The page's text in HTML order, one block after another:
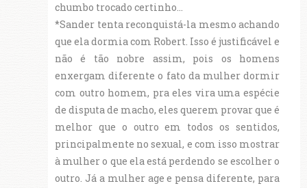
chumbo trocado certinho...
*Sander tenta reconquistá-la mesmo achando
que ela dormia com Robert. Isso é justificável e
não é tão nobre assim, pois os homens
enxergam diferente o fato da mulher dormir
com outro homem, pra eles vira uma espécie
de disputa de macho, eles querem provar que é
melhor que o outro em todos os sentidos,
principalmente no sexual, e com isso mostrar
à mulher o que ela está perdendo se escolher o
outro. Já a mulher age e pensa diferente, para